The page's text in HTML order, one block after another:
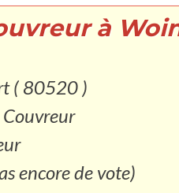
à
( 80520 )
encore de vote)